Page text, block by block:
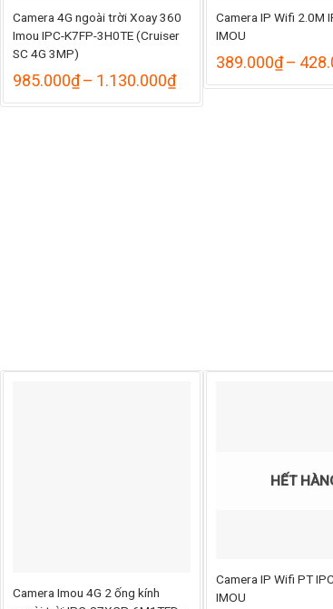
Camera 4G ngoài trời Xoay 360
Imou IPC-K7FP-3H0TE (Cruiser
SC 4G 3MP)
985.000₫– 1.130.000₫Khoảng
từ
Camera IP Wifi 2.0M
IMOU
389.000₫–
Camera Imou 4G 2 ống kính
HẾT
Camera IP Wifi PT
IMOU